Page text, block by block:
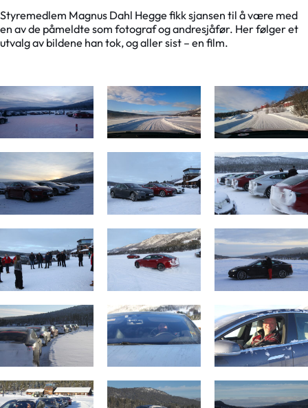
Styremedlem Magnus Dahl Hegge fikk sjansen til å være med
en av de påmeldte som fotograf og andresjåfør. Her følger et
utvalg av bildene han tok, og aller sist – en film.